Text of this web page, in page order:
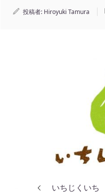
投稿者: Hiroyuki Tamura
いちじくいち